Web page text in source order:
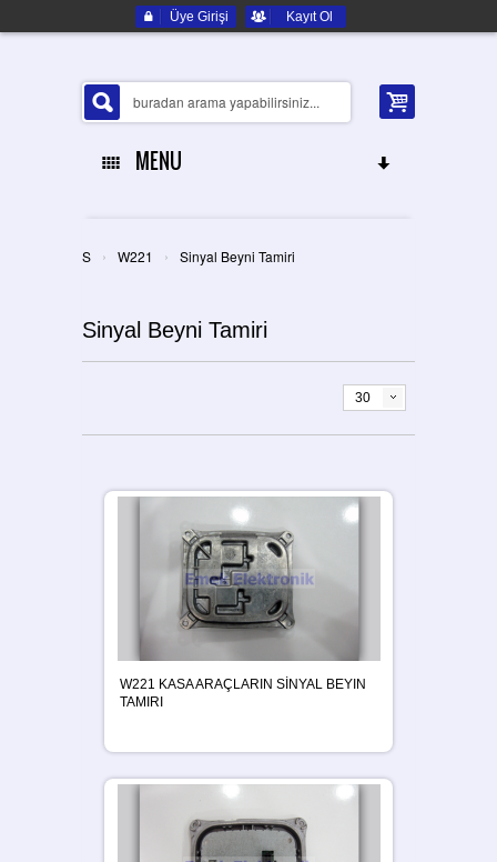
Üye Girişi Kayıt Ol
MENU
ELEKTRONIK YEDEK PARÇA
S › W221 › Sinyal Beyni Tamiri
Sinyal Beyni Tamiri
30
W221 KASA ARAÇLARIN SİNYAL BEYIN
TAMIRI